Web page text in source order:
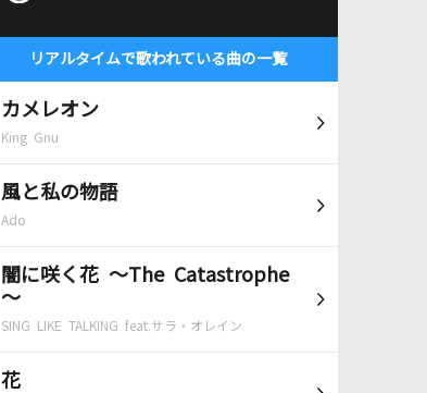
リアルタイムで歌われている曲の一覧
カメレオン
King Gnu
風と私の物語
Ado
闇に咲く花 ～The Catastrophe
～
SING LIKE TALKING feat.サラ・オレイン
花